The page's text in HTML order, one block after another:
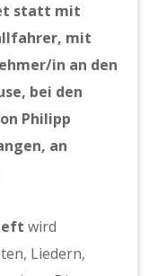
statt mit
mit
in an den
bei den
Philipp
an
wird
Liedern,